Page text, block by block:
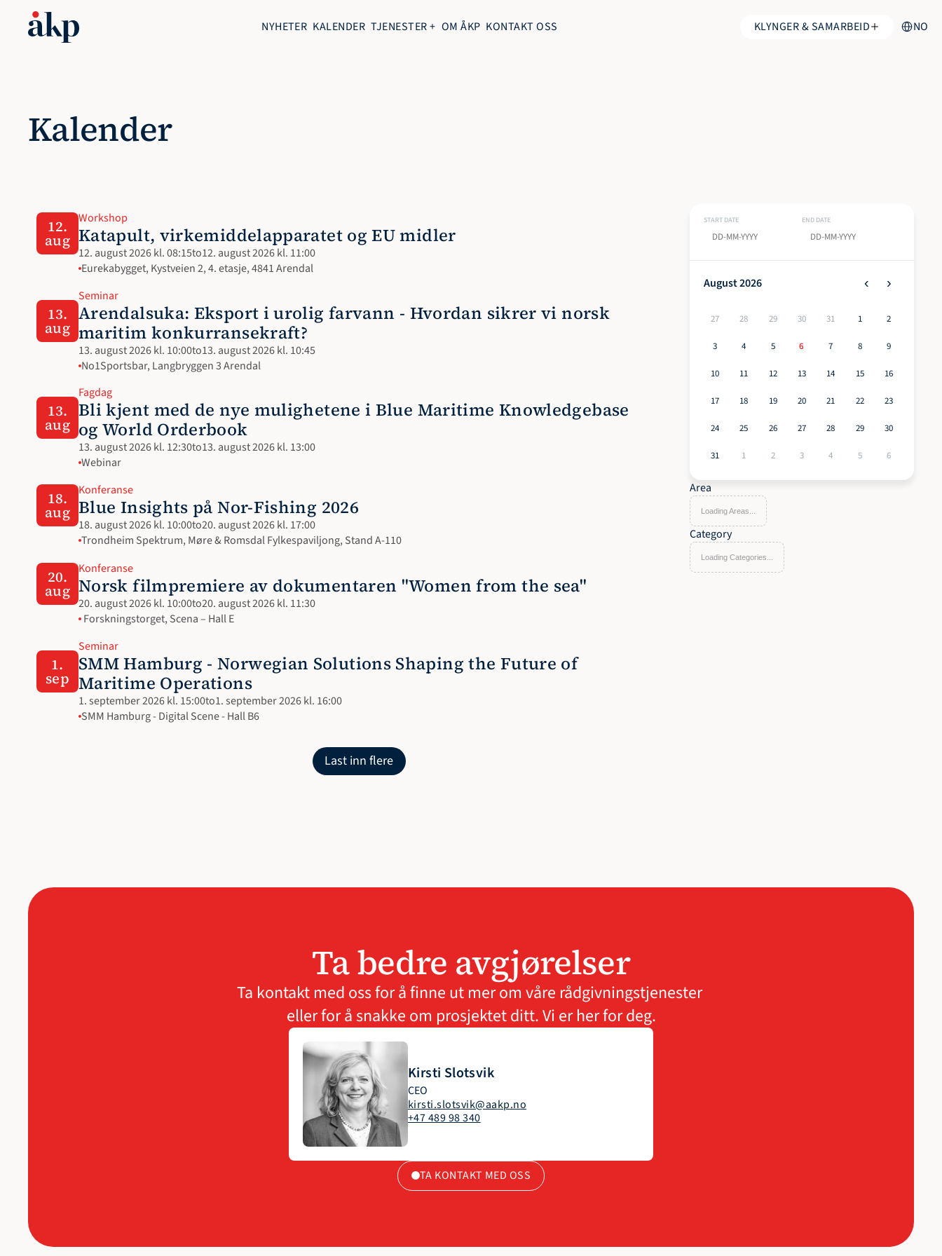
NYHETER KALENDER TJENESTER + OM ÅKP KONTAKT OSS KLYNGER & SAMARBEID NO
Kalender
12.
aug
Workshop
Katapult, virkemiddelapparatet og EU midler
12. august 2026 kl. 08:15to12. august 2026 kl. 11:00
Eurekabygget, Kystveien 2, 4. etasje, 4841 Arendal
13.
aug
Seminar
Arendalsuka: Eksport i urolig farvann - Hvordan sikrer vi norsk
maritim konkurransekraft?
13. august 2026 kl. 10:00to13. august 2026 kl. 10:45
No1Sportsbar, Langbryggen 3 Arendal
13.
aug
Fagdag
Bli kjent med de nye mulighetene i Blue Maritime Knowledgebase
og World Orderbook
13. august 2026 kl. 12:30to13. august 2026 kl. 13:00
Webinar
18.
aug
Konferanse
Blue Insights på Nor-Fishing 2026
18. august 2026 kl. 10:00to20. august 2026 kl. 17:00
Trondheim Spektrum, Møre & Romsdal Fylkespaviljong, Stand A-110
20.
aug
Konferanse
Norsk filmpremiere av dokumentaren "Women from the sea"
20. august 2026 kl. 10:00to20. august 2026 kl. 11:30
Forskningstorget, Scena – Hall E
1.
sep
Seminar
SMM Hamburg - Norwegian Solutions Shaping the Future of
Maritime Operations
1. september 2026 kl. 15:00to1. september 2026 kl. 16:00
SMM Hamburg - Digital Scene - Hall B6
Last inn flere
START DATE END DATE
August 2026 ‹ ›
27 28 29 30 31 1 2
3 4 5 6 7 8 9
10 11 12 13 14 15 16
17 18 19 20 21 22 23
24 25 26 27 28 29 30
31 1 2 3 4 5 6
Area
Loading Areas...
Category
Loading Categories...
Ta bedre avgjørelser
Ta kontakt med oss ​​for å finne ut mer om våre rådgivningstjenester
eller for å snakke om prosjektet ditt. Vi er her for deg.
Kirsti Slotsvik
CEO
kirsti.slotsvik@aakp.no
+47 489 98 340
TA KONTAKT MED OSS